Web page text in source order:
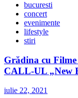
bucuresti
concert
evenimente
lifestyle
stiri
Grădina cu
CALL-UL „New
iulie 22, 2021